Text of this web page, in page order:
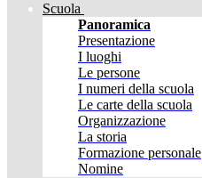
Scuola
Panoramica
Presentazione
I luoghi
Le persone
I numeri della scuola
Le carte della scuola
Organizzazione
La storia
Formazione personale
Nomine